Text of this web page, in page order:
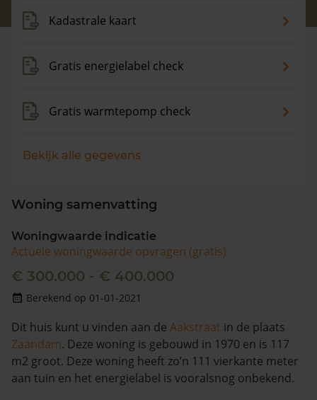
Kadastrale kaart
Gratis energielabel check
Gratis warmtepomp check
Bekijk alle gegevens
Woning samenvatting
Woningwaarde indicatie
Actuele woningwaarde opvragen (gratis)
€ 300.000 - € 400.000
Berekend op 01-01-2021
Dit huis kunt u vinden aan de Aakstraat in de plaats
Zaandam. Deze woning is gebouwd in 1970 en is 117
m2 groot. Deze woning heeft zo’n 111 vierkante meter
aan tuin en het energielabel is vooralsnog onbekend.